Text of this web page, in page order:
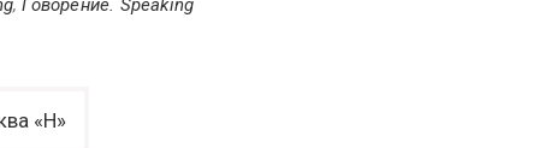
,Говорение. Speaking
«Н»